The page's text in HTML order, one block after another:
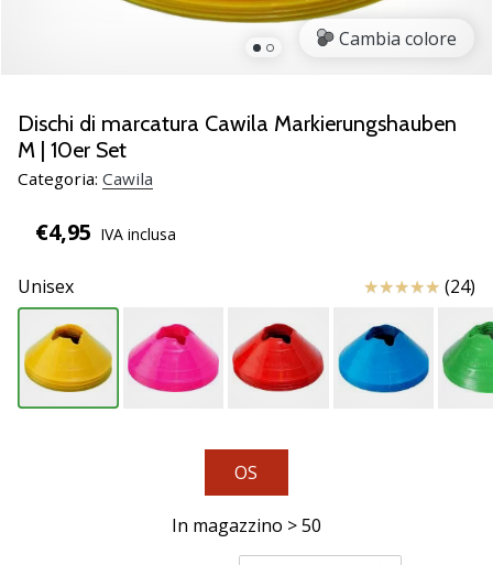
un
fanatico
della
pallavolo
noi?
a
noi
come
marchio
Ambassador.
Tempo di lettura: 2 min.
Weplayvolleyball
Cambia colore
Dischi di marcatura Cawila Markierungshauben
M | 10er Set
Categoria: Cawila
€4,95 IVA inclusa
Unisex Recensioni(24)
OS
In magazzino > 50